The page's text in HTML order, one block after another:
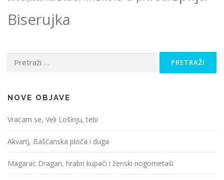
Biserujka
NOVE OBJAVE
Vraćam se, Veli Lošinju, tebi
Akvarij, Bašćanska ploča i duga
Magarac Dragan, hrabri kupači i ženski nogometaši